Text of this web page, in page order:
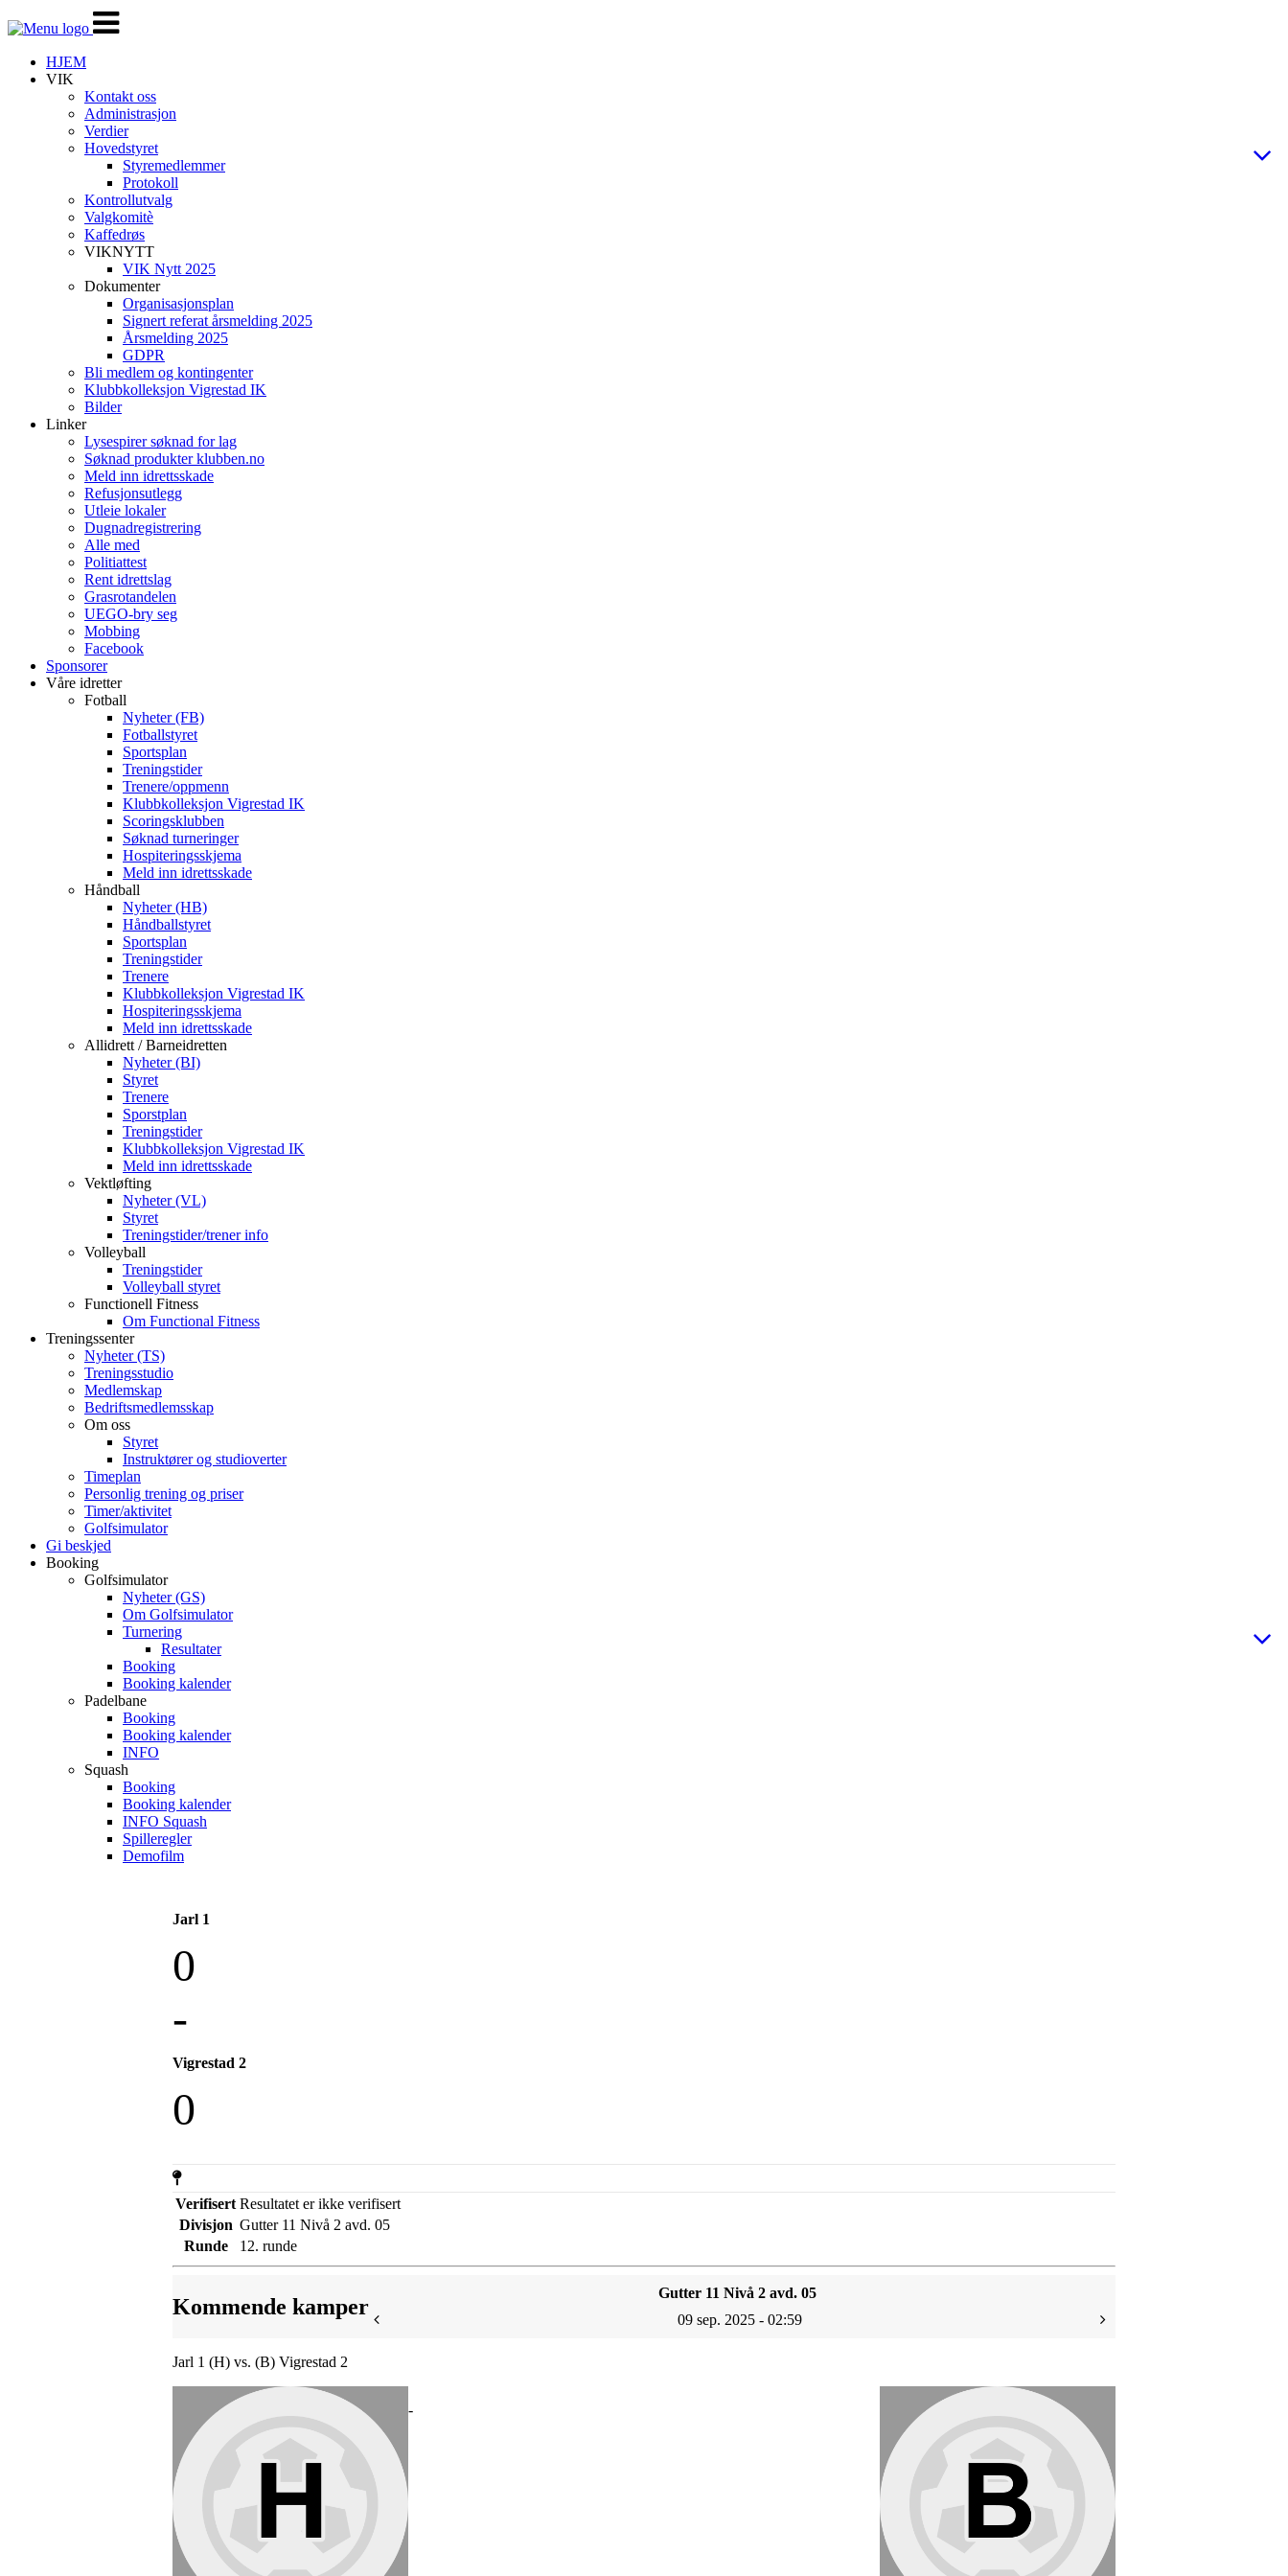
Veksle
navigasjon
HJEM
VIK
Kontakt oss
Administrasjon
Verdier
Hovedstyret
Styremedlemmer
Protokoll
Kontrollutvalg
Valgkomitè
Kaffedrøs
VIKNYTT
VIK Nytt 2025
Dokumenter
Organisasjonsplan
Signert referat årsmelding 2025
Årsmelding 2025
GDPR
Bli medlem og kontingenter
Klubbkolleksjon Vigrestad IK
Bilder
Linker
Lysespirer søknad for lag
Søknad produkter klubben.no
Meld inn idrettsskade
Refusjonsutlegg
Utleie lokaler
Dugnadregistrering
Alle med
Politiattest
Rent idrettslag
Grasrotandelen
UEGO-bry seg
Mobbing
Facebook
Sponsorer
Våre idretter
Fotball
Nyheter (FB)
Fotballstyret
Sportsplan
Treningstider
Trenere/oppmenn
Klubbkolleksjon Vigrestad IK
Scoringsklubben
Søknad turneringer
Hospiteringsskjema
Meld inn idrettsskade
Håndball
Nyheter (HB)
Håndballstyret
Sportsplan
Treningstider
Trenere
Klubbkolleksjon Vigrestad IK
Hospiteringsskjema
Meld inn idrettsskade
Allidrett / Barneidretten
Nyheter (BI)
Styret
Trenere
Sporstplan
Treningstider
Klubbkolleksjon Vigrestad IK
Meld inn idrettsskade
Vektløfting
Nyheter (VL)
Styret
Treningstider/trener info
Volleyball
Treningstider
Volleyball styret
Functionell Fitness
Om Functional Fitness
Treningssenter
Nyheter (TS)
Treningsstudio
Medlemskap
Bedriftsmedlemsskap
Om oss
Styret
Instruktører og studioverter
Timeplan
Personlig trening og priser
Timer/aktivitet
Golfsimulator
Gi beskjed
Booking
Golfsimulator
Nyheter (GS)
Om Golfsimulator
Turnering
Resultater
Booking
Booking kalender
Padelbane
Booking
Booking kalender
INFO
Squash
Booking
Booking kalender
INFO Squash
Spilleregler
Demofilm
Jarl 1
0
-
Vigrestad 2
0
Verifisert Resultatet er ikke verifisert
Divisjon Gutter 11 Nivå 2 avd. 05
Runde
12. runde
Kommende kamper
Gutter 11 Nivå 2 avd. 05
09 sep. 2025 - 02:59
Jarl 1 (H) vs. (B) Vigrestad 2
-